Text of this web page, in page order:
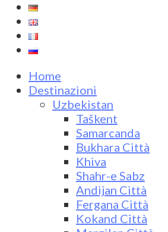
Home
Destinazioni
Uzbekistan
Taškent
Samarcanda
Bukhara Città
Khiva
Shahr-e Sabz
Andijan Città
Fergana Città
Kokand Città